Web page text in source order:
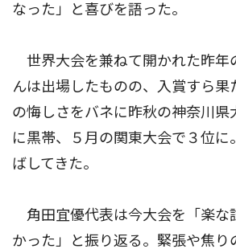
なった」と喜びを語った。
世界大会を兼ねて開かれた昨年
んは出場したものの、入賞すら果
の悔しさをバネに昨秋の神奈川県
に黒帯、５月の関東大会で３位に
ばしてきた。
角田宜優代表は今大会を「楽な
かった」と振り返る。緊張や焦り